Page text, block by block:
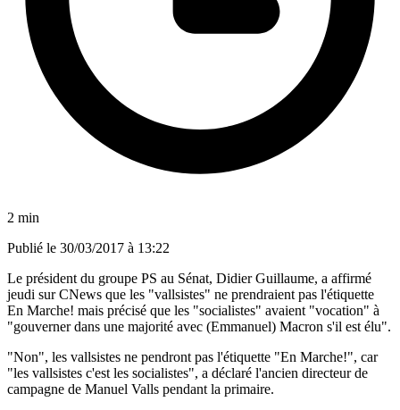
2 min
Publié le 30/03/2017 à 13:22
Le président du groupe PS au Sénat, Didier Guillaume, a affirmé
jeudi sur CNews que les "vallsistes" ne prendraient pas l'étiquette
En Marche! mais précisé que les "socialistes" avaient "vocation" à
"gouverner dans une majorité avec (Emmanuel) Macron s'il est élu".
"Non", les vallsistes ne pendront pas l'étiquette "En Marche!", car
"les vallsistes c'est les socialistes", a déclaré l'ancien directeur de
campagne de Manuel Valls pendant la primaire.